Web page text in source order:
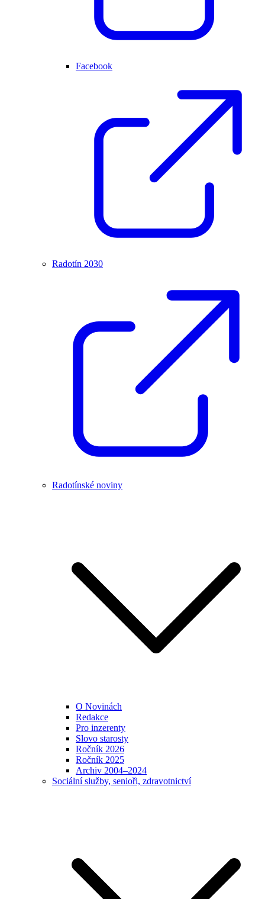
Facebook
Radotín 2030
Radotínské noviny
O Novinách
Redakce
Pro inzerenty
Slovo starosty
Ročník 2026
Ročník 2025
Archiv 2004–2024
Sociální služby, senioři, zdravotnictví